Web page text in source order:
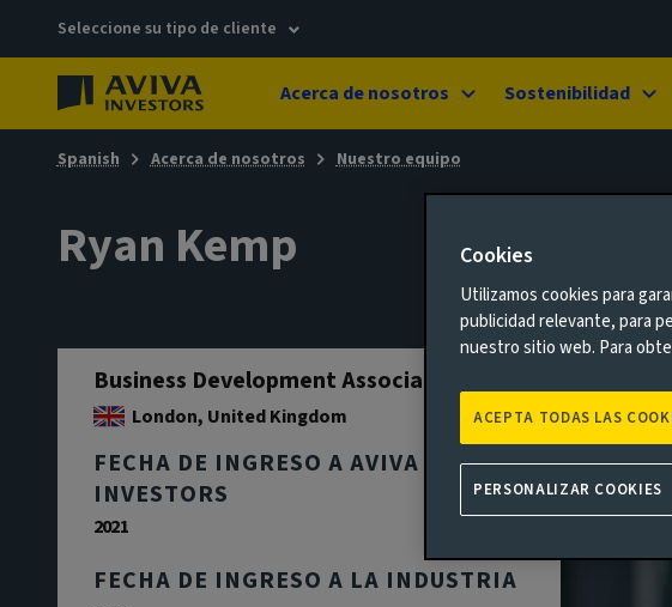
Seleccione su tipo de cliente
Acerca de nosotros Sostenibilidad
Spanish Acerca de nosotros Nuestro equipo
Ryan Kemp
Business Development Associate
London, United Kingdom
FECHA DE INGRESO A AVIVA
INVESTORS
2021
FECHA DE INGRESO A LA INDUSTRIA
Cookies
Utilizamos cookies para
publicidad relevante, para
nuestro sitio web. Para
ACEPTA TODAS LAS
PERSONALIZAR COOKIES